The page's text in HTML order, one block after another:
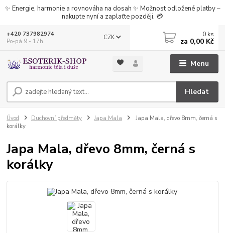
✨ Energie, harmonie a rovnováha na dosah ✨ Možnost odložené platby –
nakupte nyní a zaplaťte později. 💳
Menu
CZK
Hledat
+420 737982974
Po-pá 9 - 17h
0 ks
za 0,00 Kč
Úvod Duchovní předměty Japa Mala
Japa Mala, dřevo 8mm, černá s
korálky
Japa Mala, dřevo 8mm, černá s
korálky